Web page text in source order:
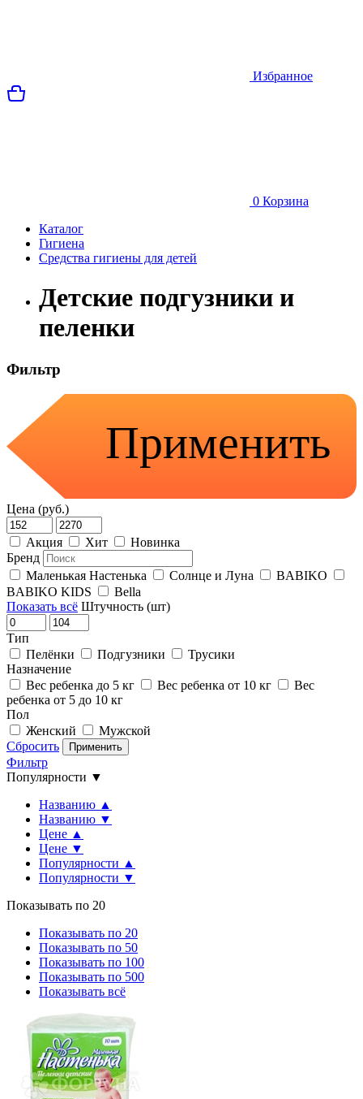
Избранное
0 Корзина
Каталог
Гигиена
Средства гигиены для детей
Детские подгузники и
пеленки
Фильтр
Применить
Цена (руб.)
Акция Хит
Новинка
Бренд
Маленькая Настенька
Солнце и Луна
BABIKO
BABIKO KIDS
Bella
Показать всё Штучность (шт)
Тип
Пелёнки
Подгузники
Трусики
Назначение
Вес ребенка до 5 кг
Вес ребенка от 10 кг
Вес
ребенка от 5 до 10 кг
Пол
Женский
Мужской
Сбросить
Применить
Фильтр
Популярности ▼
Названию ▲
Названию ▼
Цене ▲
Цене ▼
Популярности ▲
Популярности ▼
Показывать по 20
Показывать по 20
Показывать по 50
Показывать по 100
Показывать по 500
Показывать всё